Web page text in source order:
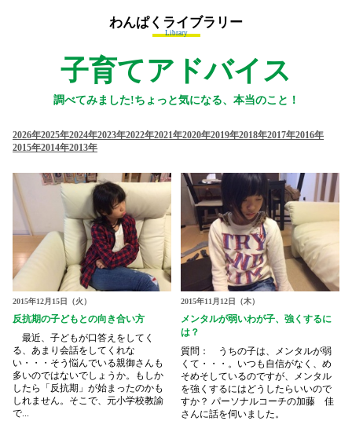
わんぱくライブラリー
Library
子育てアドバイス
調べてみました!ちょっと気になる、本当のこと！
2026年2025年2024年2023年2022年2021年2020年2019年2018年2017年2016年
2015年2014年2013年
2015年12月15日（火）
反抗期の子どもとの向き合い方
最近、子どもが口答えをしてく
る、あまり会話をしてくれな
い・・・そう悩んでいる親御さんも
多いのではないでしょうか。もしか
したら「反抗期」が始まったのかも
しれません。そこで、元小学校教諭
で...
2015年11月12日（木）
メンタルが弱いわが子、強くするに
は？
質問： うちの子は、メンタルが弱
くて・・・。いつも自信がなく、め
そめそしているのですが、メンタル
を強くするにはどうしたらいいので
すか？ パーソナルコーチの加藤 佳
さんに話を伺いました。